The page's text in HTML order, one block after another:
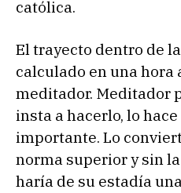
católica.
El trayecto dentro de
calculado en una hora
meditador. Meditador
insta a hacerlo, lo
importante. Lo
norma superior y sin
haría de su estadía